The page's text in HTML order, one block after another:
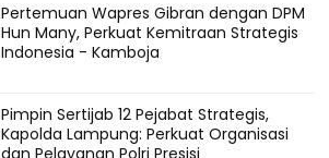
Pertemuan Wapres Gibran dengan DPM
Hun Many, Perkuat Kemitraan Strategis
Indonesia - Kamboja
Pimpin Sertijab 12 Pejabat Strategis,
Kapolda Lampung: Perkuat Organisasi
dan Pelayanan Polri Presisi